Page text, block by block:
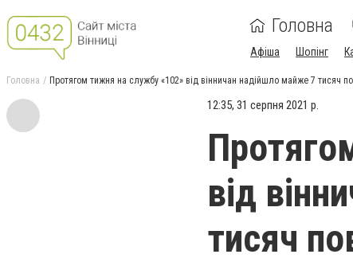
Головна
Афіша Шопінг
Головна Протягом тижня на службу «102» від вінничан надійшло майже 7 тисяч
12:35, 31 серпня 2021 р.
від
тисяч